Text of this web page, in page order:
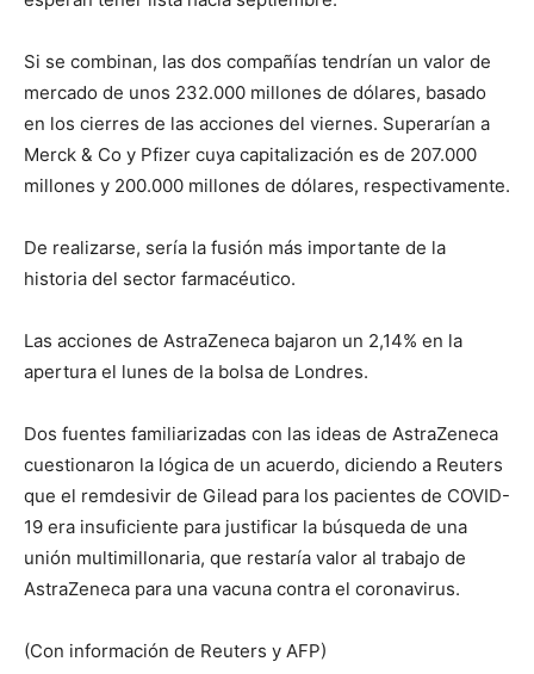
Si se combinan, las dos compañías tendrían un valor de
mercado de unos 232.000 millones de dólares, basado
en los cierres de las acciones del viernes. Superarían a
Merck & Co y Pfizer cuya capitalización es de 207.000
millones y 200.000 millones de dólares, respectivamente.
De realizarse, sería la fusión más importante de la
historia del sector farmacéutico.
Las acciones de AstraZeneca bajaron un 2,14% en la
apertura el lunes de la bolsa de Londres.
Dos fuentes familiarizadas con las ideas de AstraZeneca
cuestionaron la lógica de un acuerdo, diciendo a Reuters
que el remdesivir de Gilead para los pacientes de COVID-
19 era insuficiente para justificar la búsqueda de una
unión multimillonaria, que restaría valor al trabajo de
AstraZeneca para una vacuna contra el coronavirus.
(Con información de Reuters y AFP)